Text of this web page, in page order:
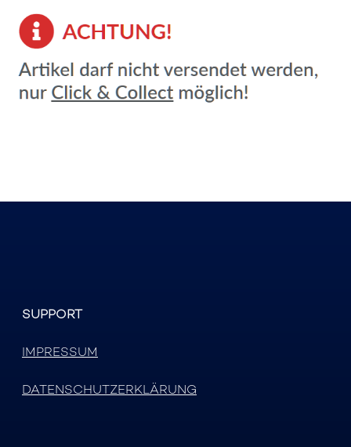
SUPPORT
IMPRESSUM
DATENSCHUTZERKLÄRUNG